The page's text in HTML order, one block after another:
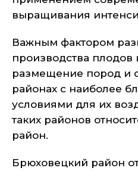
выращивания
Важным фактором
производства плодов
размещение пород и
районах с наиболее
условиями для их
таких районов
район.
Брюховецкий район